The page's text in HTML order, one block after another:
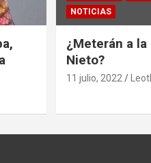
NOTICIAS
¿Meterán a
Nieto?
11 julio, 2022